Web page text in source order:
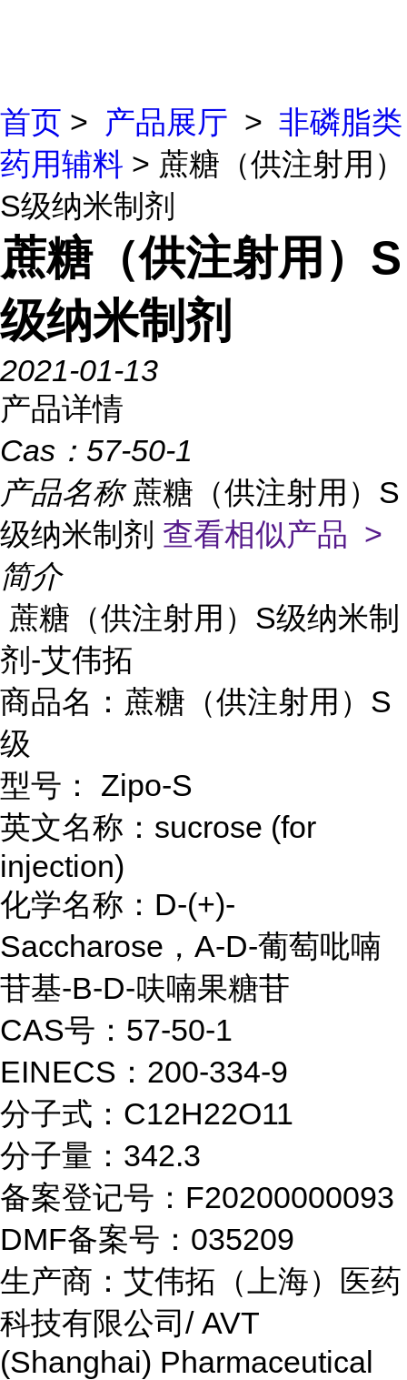
首页 > 产品展厅 > 非磷脂类
药用辅料 > 蔗糖（供注射用）
S级纳米制剂
蔗糖（供注射用）S
级纳米制剂
2021-01-13
产品详情
Cas： 57-50-1
产品名称蔗糖（供注射用）S
级纳米制剂 查看相似产品 >
简介
蔗糖（供注射用）S级纳米制
剂-艾伟拓
商品名：蔗糖（供注射用）S
级
型号： Zipo-S
英文名称：sucrose (for
injection)
化学名称：D-(+)-
Saccharose，Α-D-葡萄吡喃
苷基-Β-D-呋喃果糖苷
CAS号：57-50-1
EINECS：200-334-9
分子式：C12H22O11
分子量：342.3
备案登记号：F20200000093
DMF备案号：035209
生产商：艾伟拓（上海）医药
科技有限公司/ AVT
(Shanghai) Pharmaceutical